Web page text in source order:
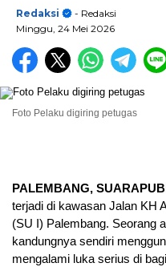
Redaksi
- Redaksi
Minggu, 24 Mei 2026
Foto Pelaku digiring petugas
PALEMBANG,
terjadi di kawasan Jalan KH
(SU I) Palembang. Seorang
kandungnya sendiri
mengalami luka serius di